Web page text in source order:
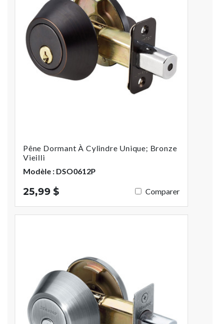
Pêne Dormant À Cylindre Unique; Bronze
Vieilli
Modèle : DSO0612P
25,99 $ Comparer